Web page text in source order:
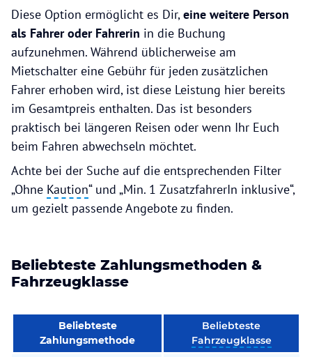
Diese Option ermöglicht es Dir,eine weitere Person
als Fahrer oder Fahrerin in die Buchung
aufzunehmen. Während üblicherweise am
Mietschalter eine Gebühr für jeden zusätzlichen
Fahrer erhoben wird, ist diese Leistung hier bereits
im Gesamtpreis enthalten. Das ist besonders
praktisch bei längeren Reisen oder wenn Ihr Euch
beim Fahren abwechseln möchtet.
Achte bei der Suche auf die entsprechenden Filter
„Ohne Kaution“ und „Min. 1 ZusatzfahrerIn inklusive“,
um gezielt passende Angebote zu finden.
Beliebteste Zahlungsmethoden &
Fahrzeugklasse
Beliebteste
Zahlungsmethode
Beliebteste
Fahrzeugklasse